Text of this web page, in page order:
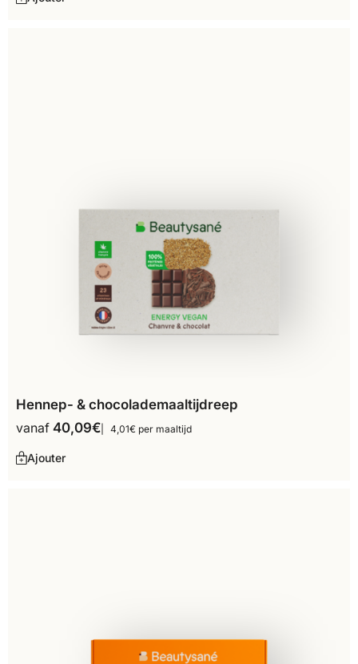
Hennep- & chocolademaaltijdreep
vanaf 40,09€ 4,01€ per maaltijd
Ajouter